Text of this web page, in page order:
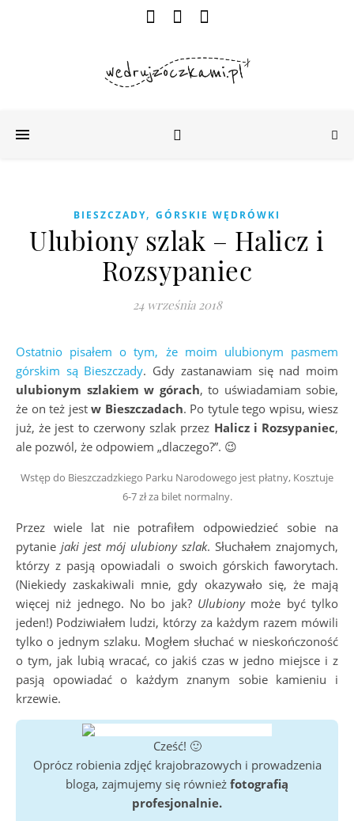
BIESZCZADY, GÓRSKIE WĘDRÓWKI
Ulubiony szlak – Halicz i
Rozsypaniec
24 września 2018
Ostatnio pisałem o tym, że moim ulubionym pasmem
górskim są Bieszczady. Gdy zastanawiam się nad moim
ulubionym szlakiem w górach, to uświadamiam sobie,
że on też jest w Bieszczadach. Po tytule tego wpisu, wiesz
już, że jest to czerwony szlak przez Halicz i Rozsypaniec,
ale pozwól, że odpowiem „dlaczego?”. 😉
Wstęp do Bieszczadzkiego Parku Narodowego jest płatny, Kosztuje
6-7 zł za bilet normalny.
Przez wiele lat nie potrafiłem odpowiedzieć sobie na
pytanie jaki jest mój ulubiony szlak. Słuchałem znajomych,
którzy z pasją opowiadali o swoich górskich faworytach.
(Niekiedy zaskakiwali mnie, gdy okazywało się, że mają
więcej niż jednego. No bo jak? Ulubionymoże być tylko
jeden!) Podziwiałem ludzi, którzy za każdym razem mówili
tylko o jednym szlaku. Mogłem słuchać w nieskończoność
o tym, jak lubią wracać, co jakiś czas w jedno miejsce i z
pasją opowiadać o każdym znanym sobie kamieniu i
krzewie.
Cześć! 🙂
Oprócz robienia zdjęć krajobrazowych i prowadzenia
bloga, zajmujemy się również fotografią
profesjonalnie.